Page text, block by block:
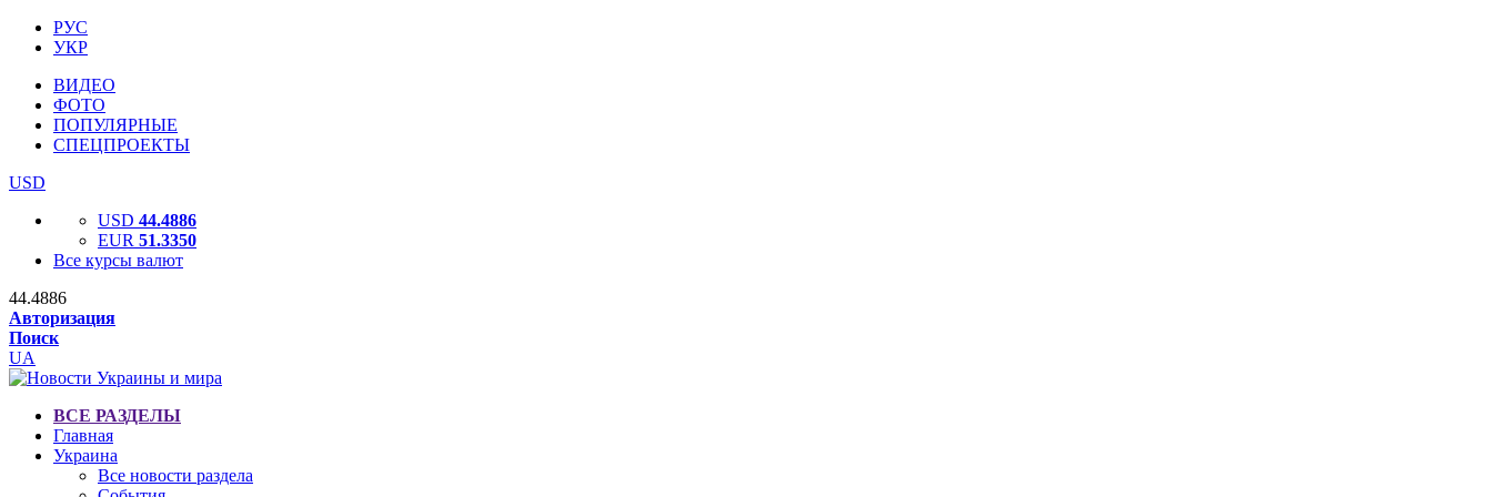
РУС
УКР
ВИДЕО
ФОТО
ПОПУЛЯРНЫЕ
СПЕЦПРОЕКТЫ
USD
USD 44.4886
EUR 51.3350
Все курсы валют
44.4886
Авторизация
Поиск
UA
ВСЕ РАЗДЕЛЫ
Главная
Украина
Все новости раздела